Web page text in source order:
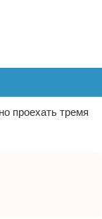
проехать тремя